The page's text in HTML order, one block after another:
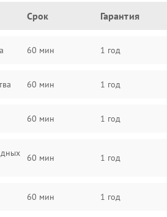
Срок Гарантия
60 мин 1 год
60 мин 1 год
60 мин 1 год
60 мин 1 год
60 мин 1 год